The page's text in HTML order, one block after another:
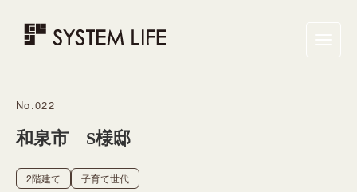
No.022
和泉市 S様邸
2階建て 子育て世代